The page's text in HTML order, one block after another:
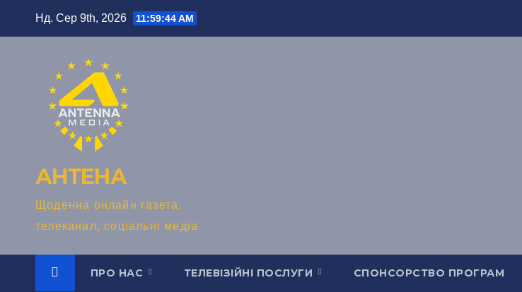
Нд. Сер 9th, 2026 11:59:44 AM
АНТЕНА
Щоденна онлайн газета,
телеканал, соціальні медіа
ПРО НАС ТЕЛЕВІЗІЙНІ ПОСЛУГИ СПОНСОРСТВО ПРОГРАМ